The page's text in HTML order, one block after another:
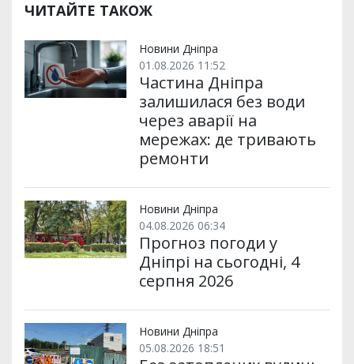
р
и
и
b
o
k
t
e
l
m p
ЧИТАЙТЕ ТАКОЖ
Новини Дніпра
01.08.2026 11:52
Частина Дніпра
залишилася без води
через аварії на
мережах: де тривають
ремонти
Новини Дніпра
04.08.2026 06:34
Прогноз погоди у
Дніпрі на сьогодні, 4
серпня 2026
Новини Дніпра
05.08.2026 18:51